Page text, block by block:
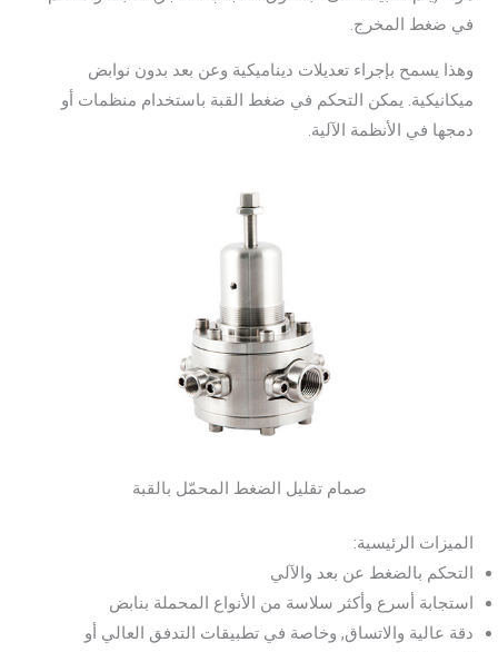
في ضغط المخرج.
وهذا يسمح بإجراء تعديلات ديناميكية وعن بعد بدون نوابض
ميكانيكية. يمكن التحكم في ضغط القبة باستخدام منظمات أو
دمجها في الأنظمة الآلية.
صمام تقليل الضغط المحمّل بالقبة
الميزات الرئيسية:
التحكم بالضغط عن بعد والآلي
استجابة أسرع وأكثر سلاسة من الأنواع المحملة بنابض
دقة عالية والاتساق, وخاصة في تطبيقات التدفق العالي أو